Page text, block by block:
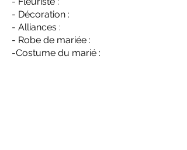
- Décoration :
- Alliances :
- Robe de mariée :
-Costume du marié :